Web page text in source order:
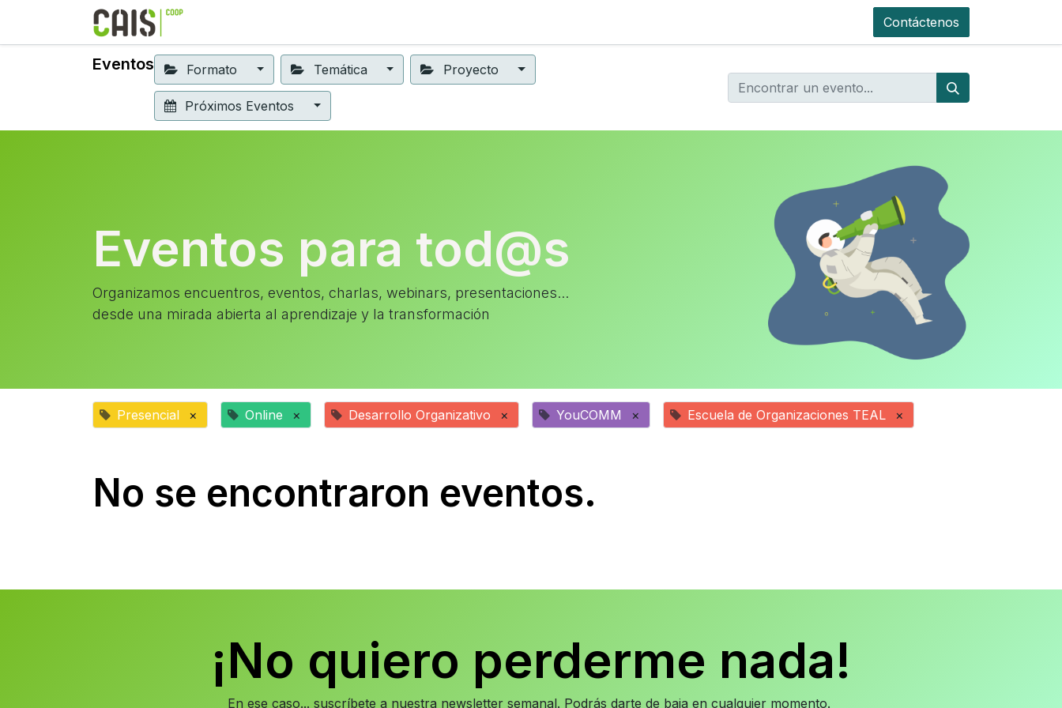
Contáctenos
Eventos Formato Temática Proyecto
Próximos Eventos
Eventos para tod@s
Organizamos encuentros, eventos, charlas, webinars, presentaciones...
desde una mirada abierta al aprendizaje y la transformación
Presencial × Online × Desarrollo Organizativo × YouCOMM × Escuela de Organizaciones TEAL ×
No se encontraron eventos.
¡No quiero perderme nada!
En ese caso... suscríbete a nuestra newsletter semanal. Podrás darte de baja en cualquier momento.